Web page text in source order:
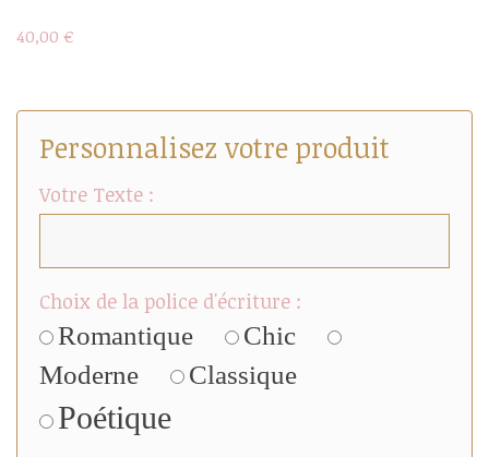
40,00 €
Personnalisez votre produit
Votre Texte :
Choix de la police d'écriture :
Romantique
Chic
Moderne
Classique
Poétique